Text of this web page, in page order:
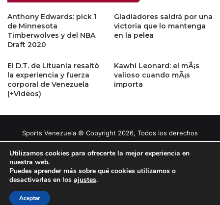
Anthony Edwards: pick 1
de Minnesota
Timberwolves y del NBA
Draft 2020
Gladiadores saldrá por una
victoria que lo mantenga
en la pelea
El D.T. de Lituania resaltó
la experiencia y fuerza
corporal de Venezuela
(+Videos)
Kawhi Leonard: el mÃ¡s
valioso cuando mÃ¡s
importa
Sports Venezuela © Copyright 2026, Todos los derechos
Facebook
X YouTubeInstagram
Utilizamos cookies para ofrecerte la mejor experiencia en
nuestra web.
Puedes aprender más sobre qué cookies utilizamos o
desactivarlas en los ajustes.
Aceptar